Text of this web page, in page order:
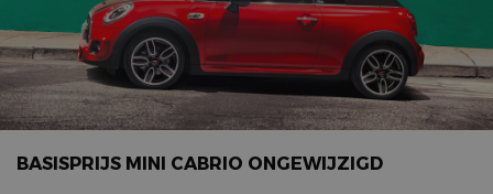
Automerken
Adverteren
Contact
MotorRAI.nl
BASISPRIJS MINI CABRIO ONGEWIJZIGD